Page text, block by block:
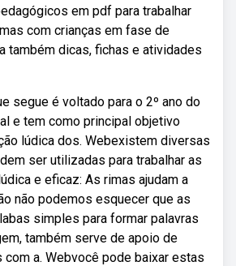
em pdf para trabalhar
com crianças em fase de
também dicas, fichas e atividades
segue é voltado para o 2º ano do
e tem como principal objetivo
lúdica dos. Webexistem diversas
ser utilizadas para trabalhar as
e eficaz: As rimas ajudam a
não podemos esquecer que as
simples para formar palavras
também serve de apoio de
com a. Webvocê pode baixar estas